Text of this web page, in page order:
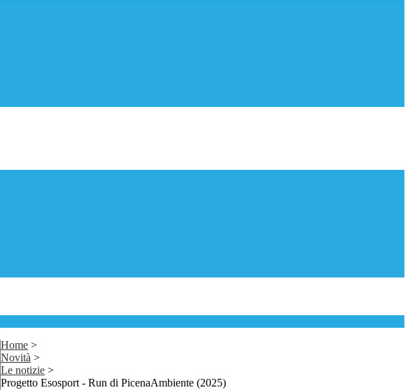
Home >
Novità >
Le notizie >
Progetto Esosport - Run di PicenaAmbiente (2025)